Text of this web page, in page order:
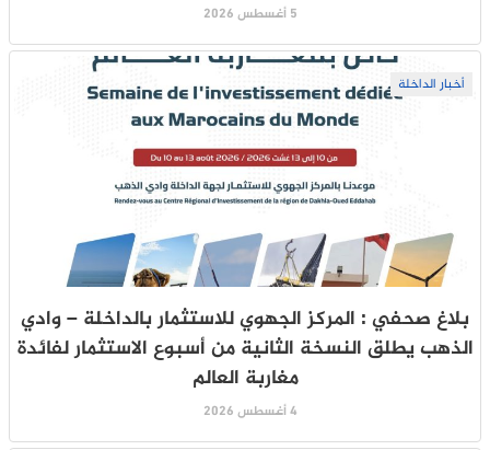
5 أغسطس 2026
أخبار الداخلة
بلاغ صحفي : المركز الجهوي للاستثمار بالداخلة – وادي
الذهب يطلق النسخة الثانية من أسبوع الاستثمار لفائدة
مغاربة العالم
4 أغسطس 2026